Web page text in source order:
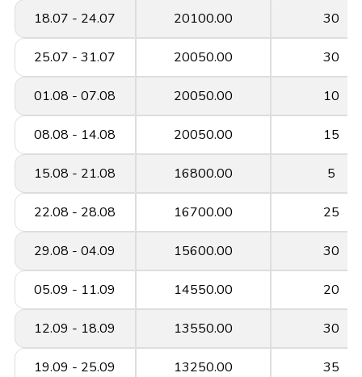
18.07 - 24.07 20100.00 30
25.07 - 31.07 20050.00 30
01.08 - 07.08 20050.00 10
08.08 - 14.08 20050.00 15
15.08 - 21.08 16800.00 5
22.08 - 28.08 16700.00 25
29.08 - 04.09 15600.00 30
05.09 - 11.09 14550.00 20
12.09 - 18.09 13550.00 30
19.09 - 25.09 13250.00 35